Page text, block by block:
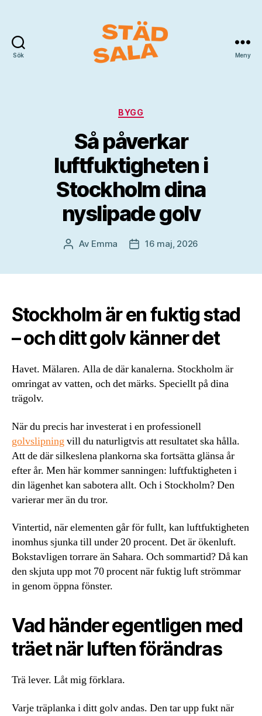
Sök Meny
Kategorier
BYGG
Så påverkar
luftfuktigheten i
Stockholm dina
nyslipade golv
Inläggsförfattare
Av Emma Inläggsdatum
16 maj, 2026
Stockholm är en fuktig stad
– och ditt golv känner det
Havet. Mälaren. Alla de där kanalerna. Stockholm är
omringat av vatten, och det märks. Speciellt på dina
trägolv.
När du precis har investerat i en professionell
golvslipningvill du naturligtvis att resultatet ska hålla.
Att de där silkeslena plankorna ska fortsätta glänsa år
efter år. Men här kommer sanningen: luftfuktigheten i
din lägenhet kan sabotera allt. Och i Stockholm? Den
varierar mer än du tror.
Vintertid, när elementen går för fullt, kan luftfuktigheten
inomhus sjunka till under 20 procent. Det är ökenluft.
Bokstavligen torrare än Sahara. Och sommartid? Då kan
den skjuta upp mot 70 procent när fuktig luft strömmar
in genom öppna fönster.
Vad händer egentligen med
träet när luften förändras
Trä lever. Låt mig förklara.
Varje träplanka i ditt golv andas. Den tar upp fukt när